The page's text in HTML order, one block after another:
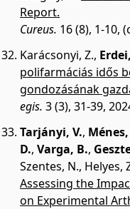
Report.
Cureus. 16 (8), 1-10,
Karácsonyi, Z.,
polifarmáciás idős
gondozásának
egis. 3 (3), 31-39,
Tarjányi, V.,
D., Varga, B.,
Szentes, N., Helyes,
Assessing the
on Experimental